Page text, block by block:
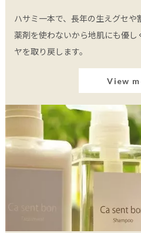
ハサミ一本で、長年の生えグセや
薬剤を使わないから地肌にも優
ヤを取り戻します。
View